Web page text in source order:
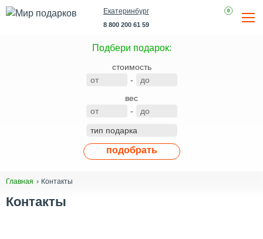
0
Екатеринбург
8 800 200 61 59
Подбери подарок:
стоимость
-
вес
-
подобрать
Главная Контакты
Контакты